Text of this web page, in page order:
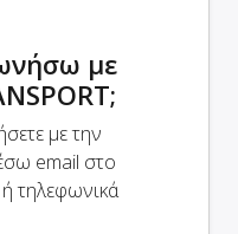
με
με την
email στο
ή τηλεφωνικά